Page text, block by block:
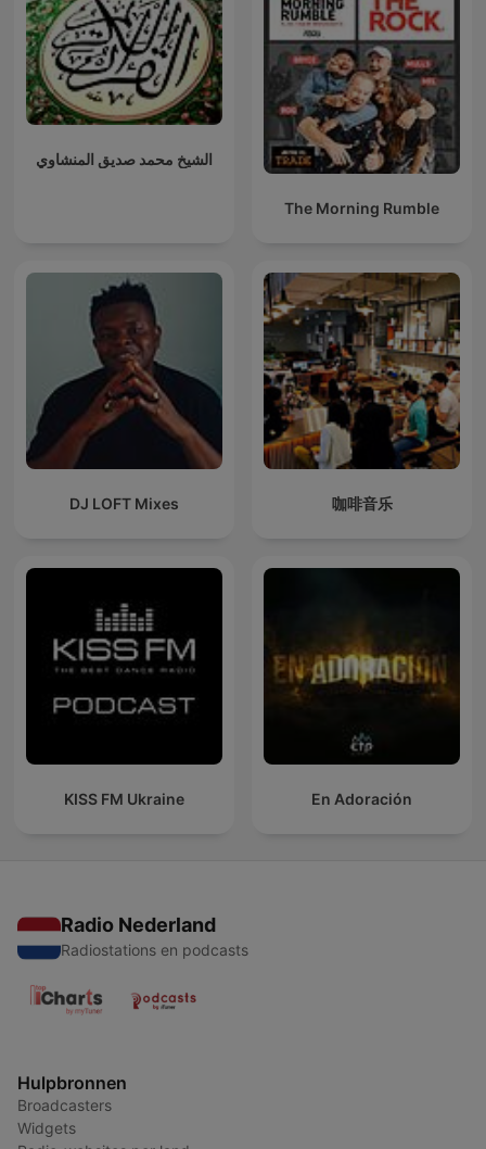
الشيخ محمد صديق المنشاوي
The Morning Rumble
DJ LOFT Mixes 咖啡音乐
KISS FM Ukraine En Adoración
Radio Nederland
Radiostations en podcasts
Hulpbronnen
Broadcasters
Widgets